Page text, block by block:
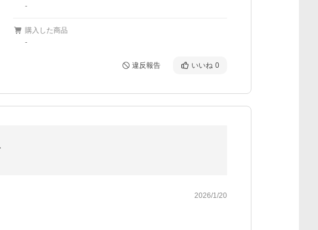
-
購入した商品
-
違反報告 いいね 0
2026/1/20